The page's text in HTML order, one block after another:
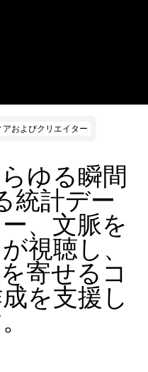
アおよびクリエイター
ゆる瞬間
統計デー
、文脈を
視聴し、
寄せるコ
を支援し